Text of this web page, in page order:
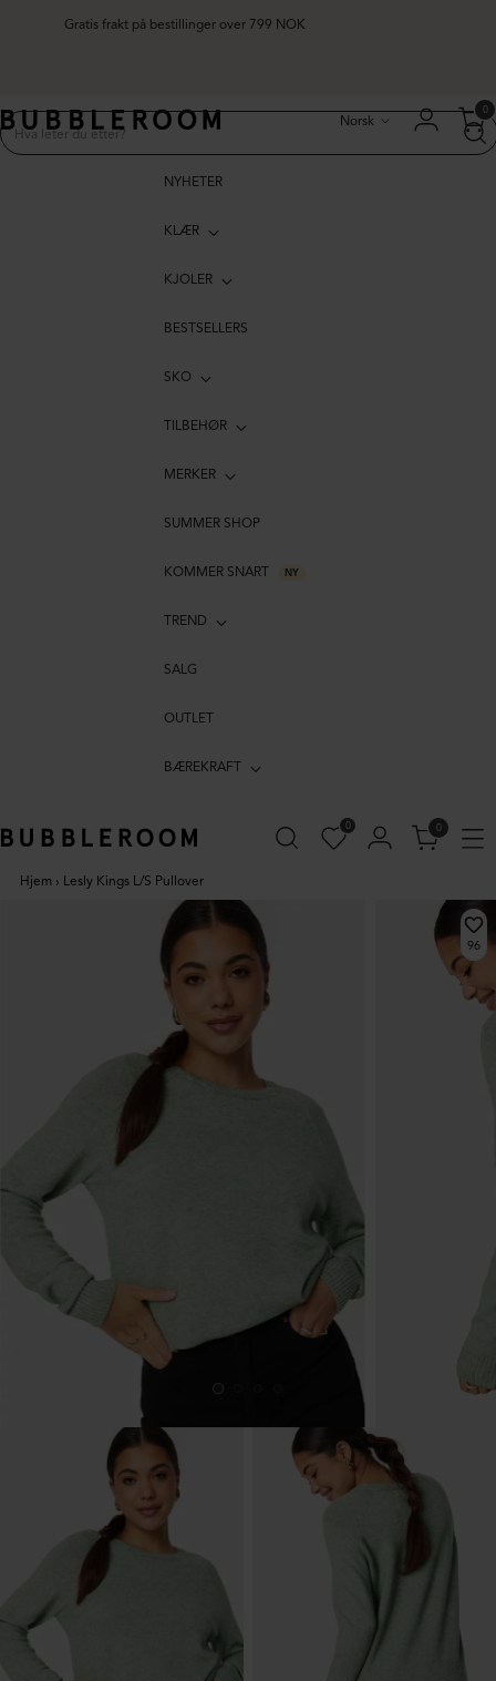
Gratis frakt på bestillinger over 799 NOK
Norsk
0
NYHETER
KLÆR
KJOLER
BESTSELLERS
SKO
TILBEHØR
MERKER
SUMMER SHOP
KOMMER SNART NY
TREND
SALG
OUTLET
BÆREKRAFT
0 0
Hjem › Lesly Kings L/S Pullover
96